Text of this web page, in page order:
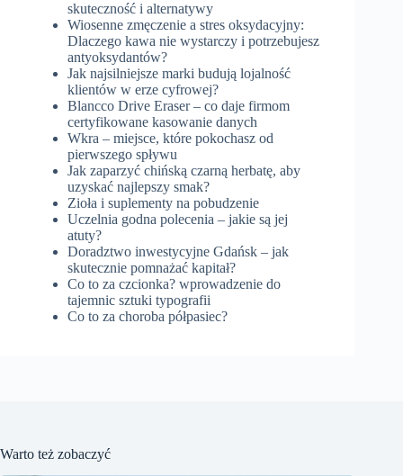
skuteczność i alternatywy
Wiosenne zmęczenie a stres oksydacyjny:
Dlaczego kawa nie wystarczy i potrzebujesz
antyoksydantów?
Jak najsilniejsze marki budują lojalność
klientów w erze cyfrowej?
Blancco Drive Eraser – co daje firmom
certyfikowane kasowanie danych
Wkra – miejsce, które pokochasz od
pierwszego spływu
Jak zaparzyć chińską czarną herbatę, aby
uzyskać najlepszy smak?
Zioła i suplementy na pobudzenie
Uczelnia godna polecenia – jakie są jej
atuty?
Doradztwo inwestycyjne Gdańsk – jak
skutecznie pomnażać kapitał?
Co to za czcionka? wprowadzenie do
tajemnic sztuki typografii
Co to za choroba półpasiec?
Warto też zobaczyć